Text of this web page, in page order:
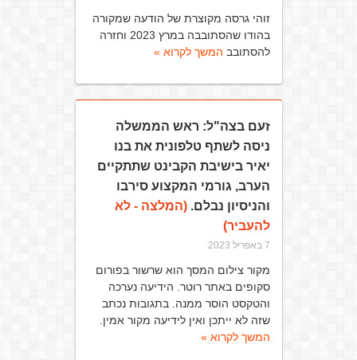
זוהי גרסה מקוצרת של הודעה שמקורה
בהודו שהסתובבה במרץ 2023 וחזרה
להסתובב המשך לקרוא »
זעם בצה"ל: ראש הממשלה
ניסה לשתף טלפונית את בנו
יאיר בישיבת הקבינט שתתקיים
הערב, גורמי המקצוע סירבו
והניסיון נבלם.(המלצה - לא
להעביר)
7 באפריל 2023
מקור צילום המסך הוא שרשור בפורום
סקופים באתר רוטר. הידיעה נערכה
והטקסט הוסר ממנה. בתגובות נכתב
שזה לא ייתכן ואין לידיעה מקור אמין.
המשך לקרוא »